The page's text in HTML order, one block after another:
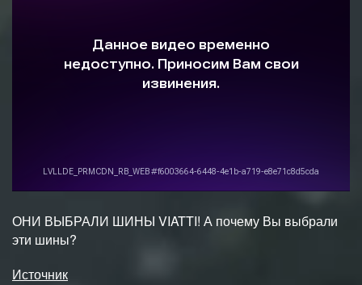
ОНИ ВЫБРАЛИ ШИНЫ VIATTI! А почему Вы выбрали
эти шины?
Источник